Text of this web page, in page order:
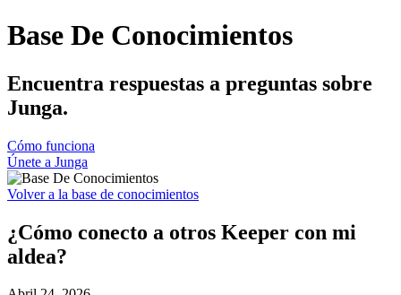
Base De Conocimientos
Encuentra respuestas a preguntas sobre
Junga.
Cómo funciona
Únete a Junga
Volver a la base de conocimientos
¿Cómo conecto a otros Keeper con mi
aldea?